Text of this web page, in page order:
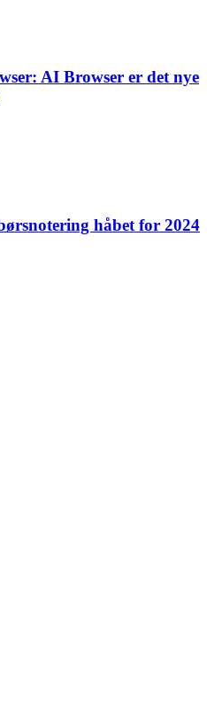
AI Browser er det nye
håbet for 2024